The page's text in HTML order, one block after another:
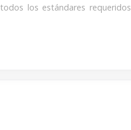
los estándares